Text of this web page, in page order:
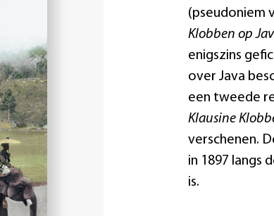
(pseudoniem
Klobben op
enigszins
over Java
een tweede
Klausine
verschenen.
in 1897 langs
is.